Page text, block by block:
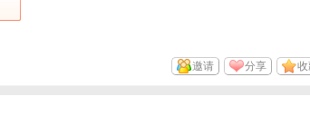
分享
邀请